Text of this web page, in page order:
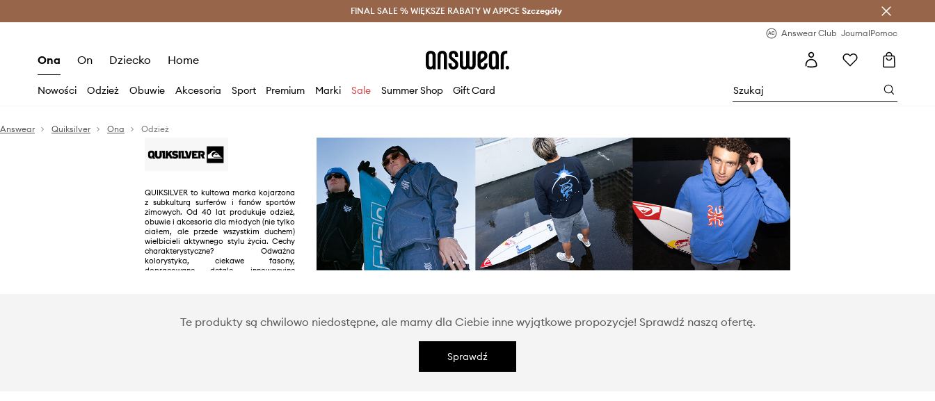
Oszczędzaj z Answear Club > Dostawa nawet w 24h >
FINAL SALE % WIĘKSZE RABATY W APPCE Szczegóły
Answear Club JournalPomoc
Ona On Dziecko Home
Nowości Odzież Obuwie Akcesoria Sport Premium Marki Sale Summer Shop Gift Card
Answear Quiksilver Ona Odzież
QUIKSILVER to kultowa marka kojarzona
z subkulturą surferów i fanów sportów
zimowych. Od 40 lat produkuje odzież,
obuwie i akcesoria dla młodych (nie tylko
ciałem, ale przede wszystkim duchem)
wielbicieli aktywnego stylu życia. Cechy
charakterystyczne? Odważna
kolorystyka, ciekawe fasony,
dopracowane detale, innowacyjne
Te produkty są chwilowo niedostępne, ale mamy dla Ciebie inne wyjątkowe propozycje! Sprawdź naszą ofertę.
Sprawdź